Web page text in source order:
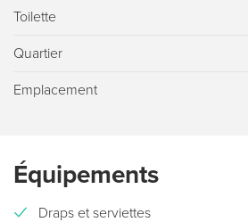
Toilette
Quartier
Emplacement
Équipements
Draps et serviettes